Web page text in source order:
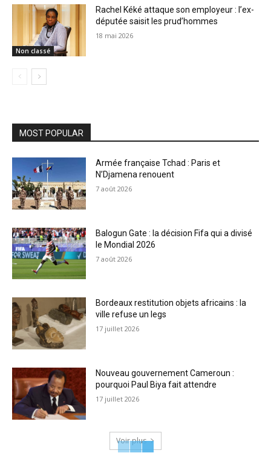
Non classé
Rachel Kéké attaque son employeur : l’ex-
députée saisit les prud’hommes
18 mai 2026
MOST POPULAR
Armée française Tchad : Paris et
N’Djamena renouent
7 août 2026
Balogun Gate : la décision Fifa qui a divisé
le Mondial 2026
7 août 2026
Bordeaux restitution objets africains : la
ville refuse un legs
17 juillet 2026
Nouveau gouvernement Cameroun :
pourquoi Paul Biya fait attendre
17 juillet 2026
Voir plus